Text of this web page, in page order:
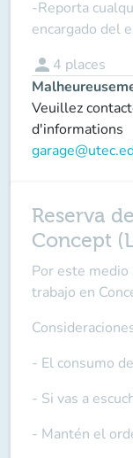
-Reporta
encargado del
person 4 places
Veuillez
d'informations
Reserva
Concept
Por este medio
trabajo en
- El consumo
- Si vas a
- Mantén el